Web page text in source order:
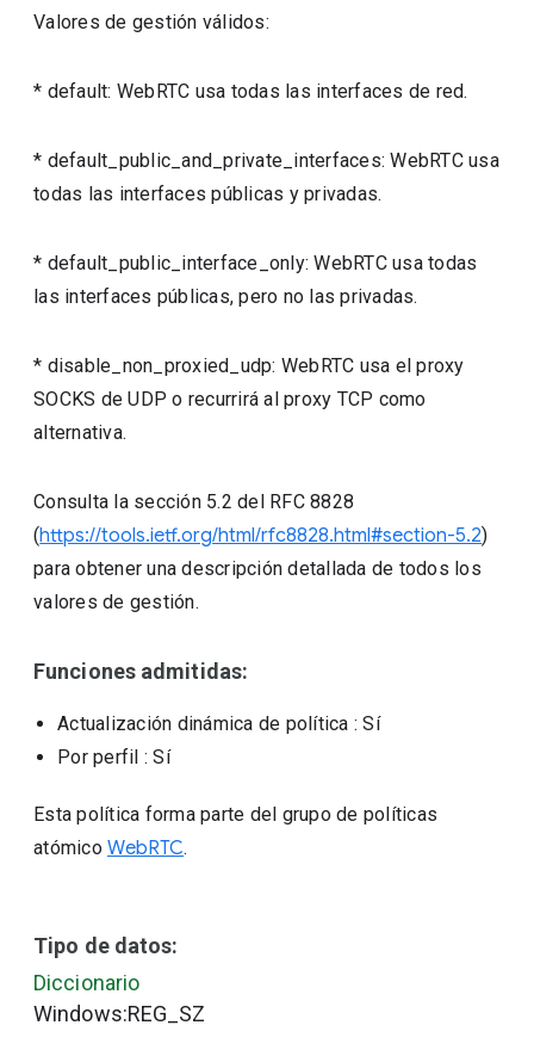
Valores de gestión válidos:
* default: WebRTC usa todas las interfaces de red.
* default_public_and_private_interfaces: WebRTC usa
todas las interfaces públicas y privadas.
* default_public_interface_only: WebRTC usa todas
las interfaces públicas, pero no las privadas.
* disable_non_proxied_udp: WebRTC usa el proxy
SOCKS de UDP o recurrirá al proxy TCP como
alternativa.
Consulta la sección 5.2 del RFC 8828
(https://tools.ietf.org/html/rfc8828.html#section-5.2)
para obtener una descripción detallada de todos los
valores de gestión.
Funciones admitidas:
Actualización dinámica de política : Sí
Por perfil : Sí
Esta política forma parte del grupo de políticas
atómicoWebRTC.
Tipo de datos:
Diccionario
Windows:REG_SZ